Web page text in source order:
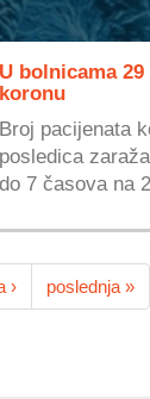
U bolnicama
koronu
Broj pacijenata
posledica
do 7 časova na
› poslednja »